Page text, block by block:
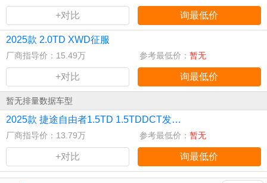
+对比 询最低价
2025款 2.0TD XWD征服
厂商指导价：15.49万 参考最低价： 暂无
+对比 询最低价
暂无排量数据车型
2025款 捷途自由者1.5TD 1.5TDDCT发现+
厂商指导价：13.79万 参考最低价： 暂无
+对比 询最低价